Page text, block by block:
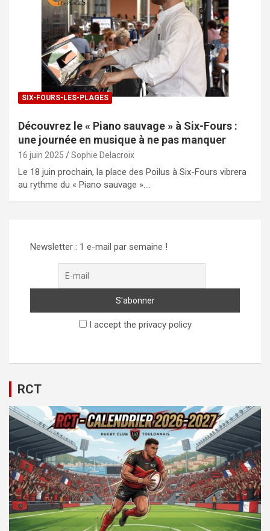
SIX-FOURS-LES-PLAGES
Découvrez le « Piano sauvage » à Six-Fours :
une journée en musique à ne pas manquer
16 juin 2025 Sophie Delacroix
Le 18 juin prochain, la place des Poilus à Six-Fours vibrera
au rythme du « Piano sauvage ».…
Newsletter : 1 e-mail par semaine !
I accept the privacy policy
RCT